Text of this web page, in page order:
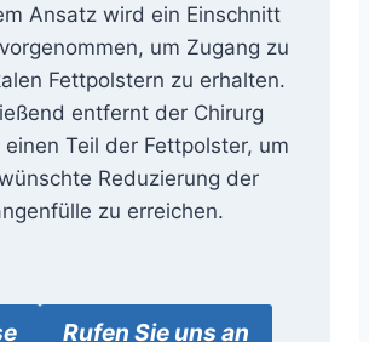
Ansatz wird ein Einschnitt
um Zugang zu
Fettpolstern zu erhalten.
entfernt der Chirurg
Teil der Fettpolster, um
Reduzierung der
zu erreichen.
Rufen Sie uns an